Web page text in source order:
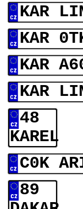
KAR
KAR
KAR
KAR
48
KAREL
C0K
89